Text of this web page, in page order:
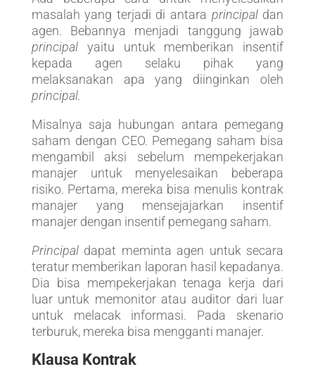
masalah yang terjadi di antara principaldan
agen. Bebannya menjadi tanggung jawab
principal yaitu untuk memberikan insentif
kepada agen selaku pihak yang
melaksanakan apa yang diinginkan oleh
principal.
Misalnya saja hubungan antara pemegang
saham dengan CEO. Pemegang saham bisa
mengambil aksi sebelum mempekerjakan
manajer untuk menyelesaikan beberapa
risiko. Pertama, mereka bisa menulis kontrak
manajer yang mensejajarkan insentif
manajer dengan insentif pemegang saham.
Principaldapat meminta agen untuk secara
teratur memberikan laporan hasil kepadanya.
Dia bisa mempekerjakan tenaga kerja dari
luar untuk memonitor atau auditor dari luar
untuk melacak informasi. Pada skenario
terburuk, mereka bisa mengganti manajer.
Klausa Kontrak